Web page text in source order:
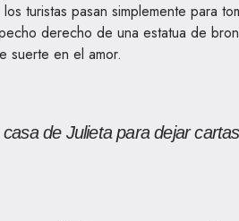
turistas pasan simplemente para
derecho de una estatua de
suerte en el amor.
de Julieta para dejar